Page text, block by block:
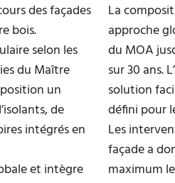
des façades
bois.
selon les
du Maître
un
de
intégrés en
et intègre
La
approche
du MOA
sur 30 ans.
solution
défini pour
Les
façade a
maximum